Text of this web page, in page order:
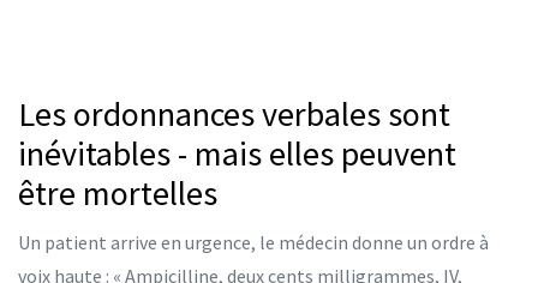
Les ordonnances verbales sont
inévitables - mais elles peuvent
être mortelles
Un patient arrive en urgence, le médecin donne un ordre à
voix haute : « Ampicilline, deux cents milligrammes, IV,